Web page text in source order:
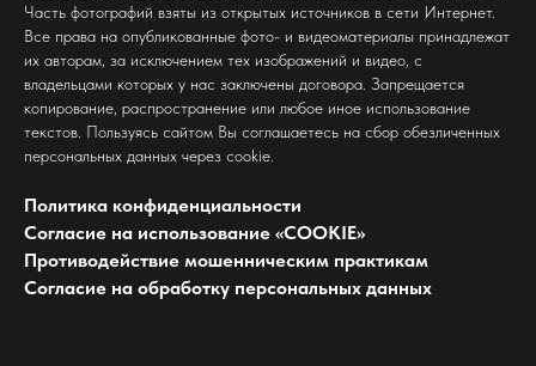
Часть фотографий взяты из открытых источников в сети Интернет.
Все права на опубликованные фото- и видеоматериалы принадлежат
их авторам, за исключением тех изображений и видео, с
владельцами которых у нас заключены договора. Запрещается
копирование, распространение или любое иное использование
текстов. Пользуясь сайтом Вы соглашаетесь на сбор обезличенных
персональных данных через cookie.
Политика конфиденциальности
Согласие на использование «COOKIE»
Противодействие мошенническим практикам
Согласие на обработку персональных данных